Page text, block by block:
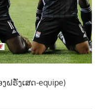
ຣັ່ງເສດ-equipe)